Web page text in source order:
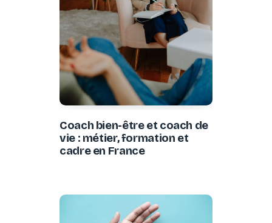
Coach bien-être et coach de
vie : métier, formation et
cadre en France